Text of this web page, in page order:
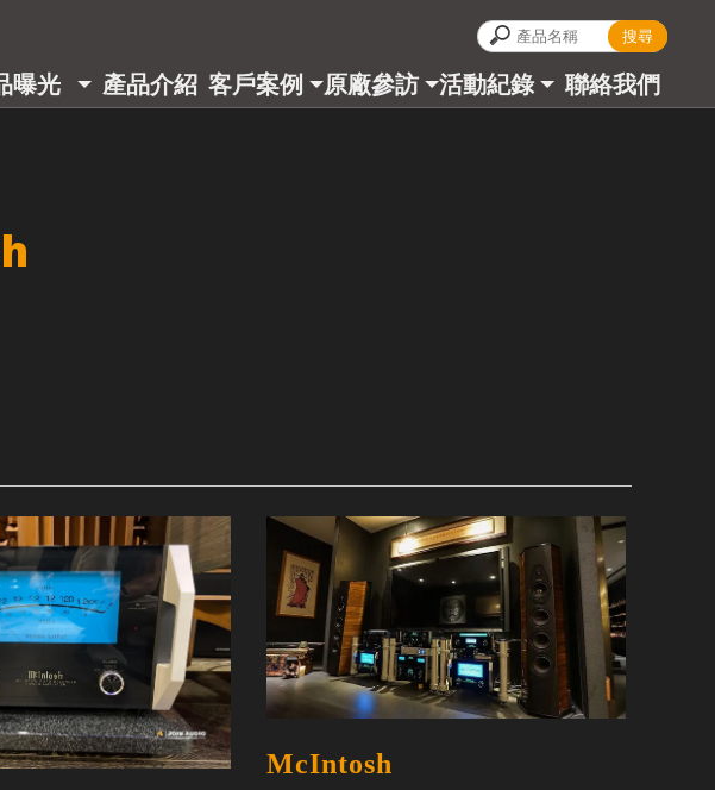
曝光 產品介紹 客戶案例 原廠參訪 活動紀錄 聯絡我們
McIntosh